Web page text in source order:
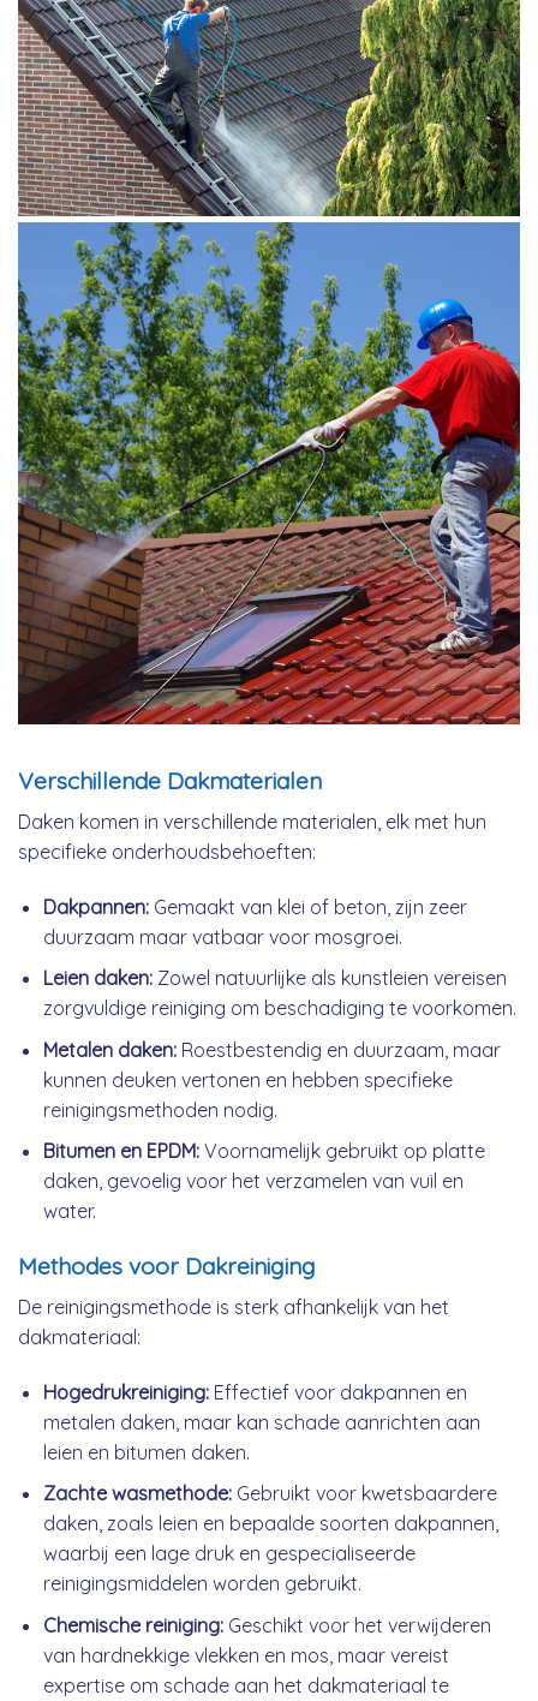
Verschillende Dakmaterialen
Daken komen in verschillende materialen, elk met hun
specifieke onderhoudsbehoeften:
Dakpannen:Gemaakt van klei of beton, zijn zeer
duurzaam maar vatbaar voor mosgroei.
Leien daken:Zowel natuurlijke als kunstleien vereisen
zorgvuldige reiniging om beschadiging te voorkomen.
Metalen daken:Roestbestendig en duurzaam, maar
kunnen deuken vertonen en hebben specifieke
reinigingsmethoden nodig.
Bitumen en EPDM:Voornamelijk gebruikt op platte
daken, gevoelig voor het verzamelen van vuil en
water.
Methodes voor Dakreiniging
De reinigingsmethode is sterk afhankelijk van het
dakmateriaal:
Hogedrukreiniging:Effectief voor dakpannen en
metalen daken, maar kan schade aanrichten aan
leien en bitumen daken.
Zachte wasmethode:Gebruikt voor kwetsbaardere
daken, zoals leien en bepaalde soorten dakpannen,
waarbij een lage druk en gespecialiseerde
reinigingsmiddelen worden gebruikt.
Chemische reiniging:Geschikt voor het verwijderen
van hardnekkige vlekken en mos, maar vereist
expertise om schade aan het dakmateriaal te